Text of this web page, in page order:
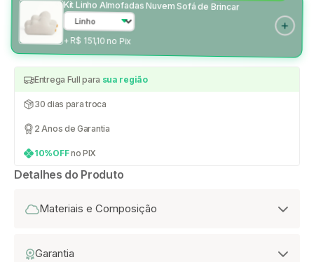
Kit Linho Almofadas Nuvem Sofá de Brincar
+ R$ 151,10 no Pix
Entrega Full para sua região
30 dias para troca
2 Anos de Garantia
10%OFFno PIX
Detalhes do Produto
Materiais e Composição
Garantia